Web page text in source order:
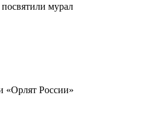
мурал
«Орлят России»